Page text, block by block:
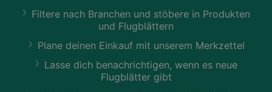
Filtere nach Branchen und stöbere in Produkten
und Flugblättern
Plane deinen Einkauf mit unserem Merkzettel
Lasse dich benachrichtigen, wenn es neue
Flugblätter gibt